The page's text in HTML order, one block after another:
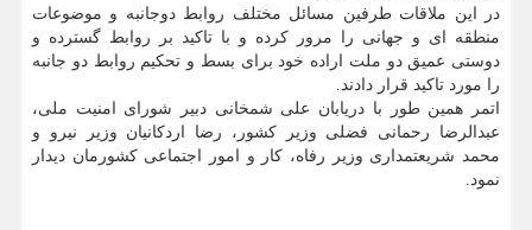
در این ملاقات طرفین مسائل مختلف روابط دوجانبه و موضوعات
منطقه ای و جهانی را مرور کرده و با تاکید بر روابط گسترده و
دوستی عمیق دو ملت اراده خود برای بسط و تحکیم روابط دو جانبه
را مورد تاکید قرار دادند.
اتمر همین طور با دریابان علی شمخانی دبیر شورای امنیت ملی،
عبدالرضا رحمانی فضلی وزیر کشور، رضا اردکانیان وزیر نیرو و
محمد شریعتمداری وزیر رفاه، کار و امور اجتماعی کشورمان دیدار
نمود.